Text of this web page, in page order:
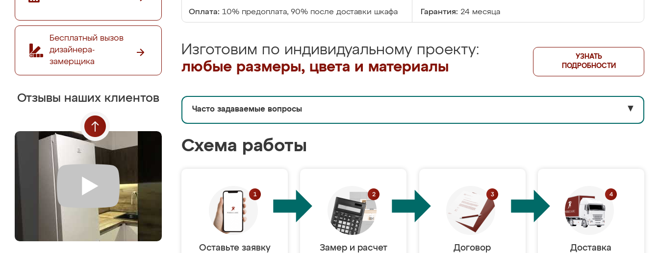
Бесплатный вызов
дизайнера-
замерщика
Отзывы наших клиентов
Оплата: 10% предоплата, 90% после доставки шкафа Гарантия: 24 месяца
Изготовим по индивидуальному проекту:
любые размеры, цвета и материалы
УЗНАТЬ
ПОДРОБНОСТИ
Часто задаваемые вопросы ▼
Схема работы
Оставьте заявку Замер и расчет
Договор
Доставка